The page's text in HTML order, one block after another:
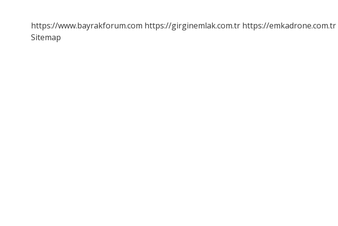
https://www.bayrakforum.com https://girginemlak.com.tr https://emkadrone.com.tr
Sitemap